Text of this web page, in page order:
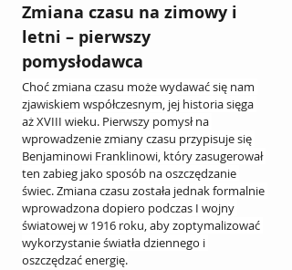
Zmiana czasu na zimowy i
letni – pierwszy
pomysłodawca
Choć zmiana czasu może wydawać się nam
zjawiskiem współczesnym, jej historia sięga
aż XVIII wieku. Pierwszy pomysł na
wprowadzenie zmiany czasu przypisuje się
Benjaminowi Franklinowi, który zasugerował
ten zabieg jako sposób na oszczędzanie
świec. Zmiana czasu została jednak formalnie
wprowadzona dopiero podczas I wojny
światowej w 1916 roku, aby zoptymalizować
wykorzystanie światła dziennego i
oszczędzać energię.